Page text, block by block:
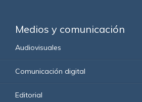
Medios y comunicación
Audiovisuales
Comunicación digital
Editorial